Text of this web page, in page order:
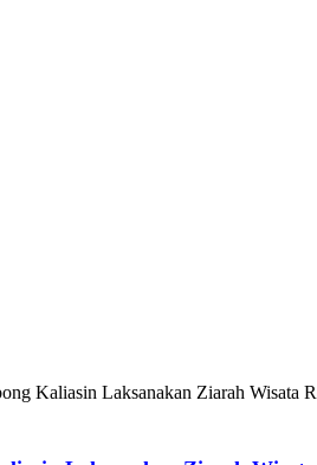
Kaliasin Laksanakan Ziarah Wisata